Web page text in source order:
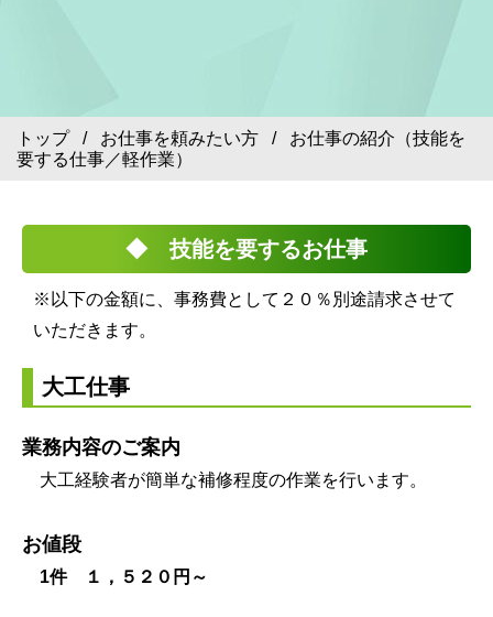
トップ/ お仕事を頼みたい方 / お仕事の紹介（技能を
要する仕事／軽作業）
◆ 技能を要するお仕事
※以下の金額に、事務費として２０％別途請求させて
いただきます。
大工仕事
業務内容のご案内
大工経験者が簡単な補修程度の作業を行います。
お値段
1件 １，５２ ０円～